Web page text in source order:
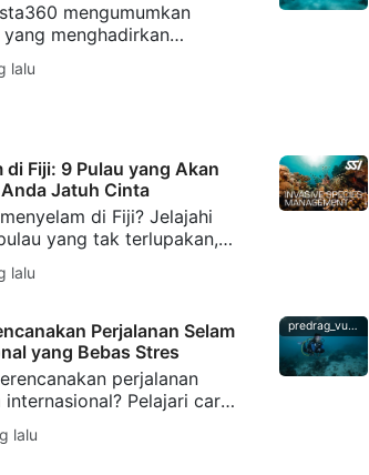
mengumumkan
menghadirkan
bawah air Insta360,
kampanye kreator, serta
lalu
di Fiji: 9 Pulau yang Akan
Jatuh Cinta
di Fiji? Jelajahi
yang tak terlupakan,
karang lunak di
penyelaman hiu
lalu
Perjalanan Selam
yang Bebas Stres
perjalanan
internasional? Pelajari cara
diri, mengemas
destinasi, mengelola
lalu
predrag_vuckovic